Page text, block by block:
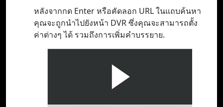
หลังจากกด Enter หรือคัดลอก URL ในแถบค้นหา
คุณจะถูกนำไปยังหน้า DVR ซึ่งคุณจะสามารถตั้ง
ค่าต่างๆ ได้ รวมถึงการเพิ่มคำบรรยาย.